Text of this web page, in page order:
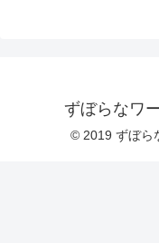
ずぼらなワ
© 2019 ずぼら